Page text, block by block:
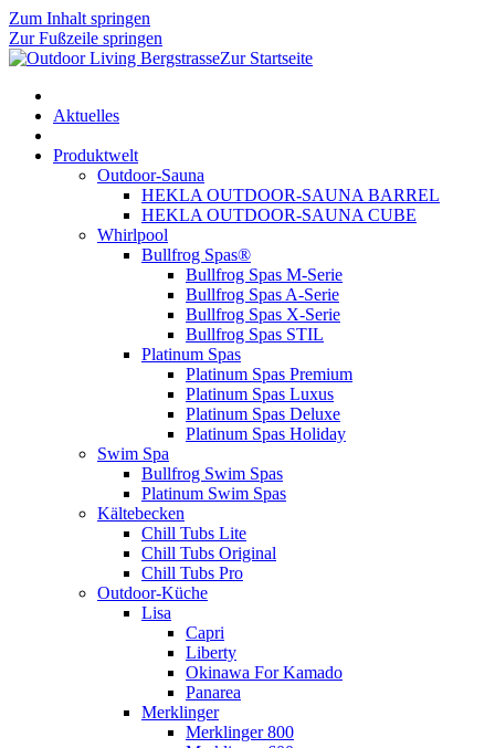
Zum Inhalt springen
Zur Fußzeile springen
Zur Startseite
Aktuelles
Produktwelt
Outdoor-Sauna
HEKLA OUTDOOR-SAUNA BARREL
HEKLA OUTDOOR-SAUNA CUBE
Whirlpool
Bullfrog Spas®
Bullfrog Spas M-Serie
Bullfrog Spas A-Serie
Bullfrog Spas X-Serie
Bullfrog Spas STIL
Platinum Spas
Platinum Spas Premium
Platinum Spas Luxus
Platinum Spas Deluxe
Platinum Spas Holiday
Swim Spa
Bullfrog Swim Spas
Platinum Swim Spas
Kältebecken
Chill Tubs Lite
Chill Tubs Original
Chill Tubs Pro
Outdoor-Küche
Lisa
Capri
Liberty
Okinawa For Kamado
Panarea
Merklinger
Merklinger 800